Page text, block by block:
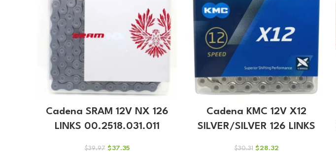
Cadena SRAM 12V NX 126
LINKS 00.2518.031.011
$39.97 El
$37.35El
Cadena KMC 12V X12
SILVER/SILVER 126 LINKS
$30.31 El
$28.32El